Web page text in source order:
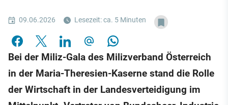
09.06.2026 Lesezeit: ca. 5 Minuten
Bei der Miliz-Gala des Milizverband Österreich
in der Maria-Theresien-Kaserne stand die Rolle
der Wirtschaft in der Landesverteidigung im